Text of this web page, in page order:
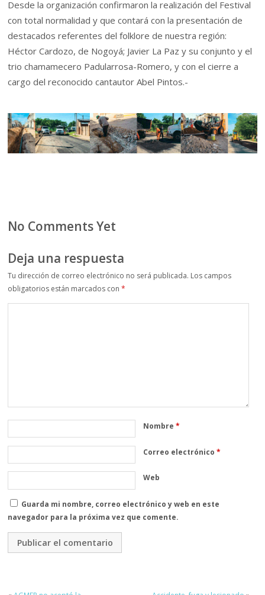
Desde la organización confirmaron la realización del Festival
con total normalidad y que contará con la presentación de
destacados referentes del folklore de nuestra región:
Héctor Cardozo, de Nogoyá; Javier La Paz y su conjunto y el
trio chamamecero Padularrosa-Romero, y con el cierre a
cargo del reconocido cantautor Abel Pintos.-
No Comments Yet
Deja una respuesta
Tu dirección de correo electrónico no será publicada. Los campos
obligatorios están marcados con*
Nombre*
Correo electrónico*
Web
Guarda mi nombre, correo electrónico y web en este
navegador para la próxima vez que comente.